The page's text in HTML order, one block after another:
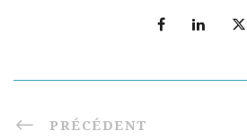
PRÉCÉDENT